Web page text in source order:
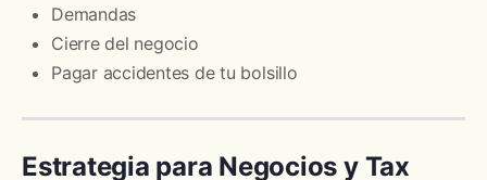
Demandas
Cierre del negocio
Pagar accidentes de tu bolsillo
Estrategia para Negocios y Tax